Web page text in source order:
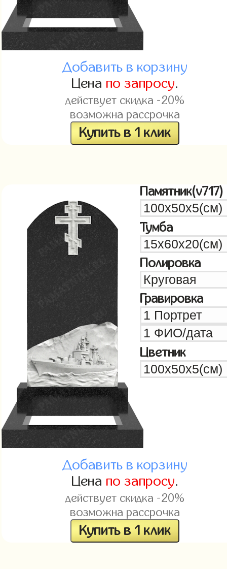
Добавить в корзину
Цена по запросу.
действует скидка -20%
возможна рассрочка
Купить в 1 клик
Памятник(v717)
Тумба
Полировка
Гравировка
Цветник
Добавить в корзину
Цена по запросу.
действует скидка -20%
возможна рассрочка
Купить в 1 клик